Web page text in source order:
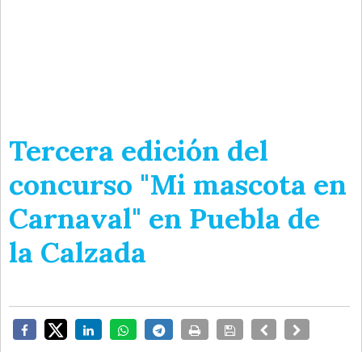
Tercera edición del
concurso "Mi mascota en
Carnaval" en Puebla de
la Calzada